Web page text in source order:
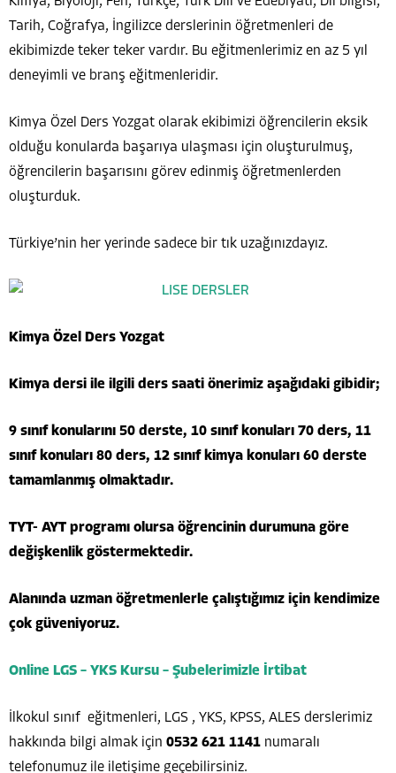
Tarih, Coğrafya, İngilizce derslerinin öğretmenleri de
ekibimizde teker teker vardır. Bu eğitmenlerimiz en az 5 yıl
deneyimli ve branş eğitmenleridir.
Kimya Özel Ders Yozgat olarak ekibimizi öğrencilerin eksik
olduğu konularda başarıya ulaşması için oluşturulmuş,
öğrencilerin başarısını görev edinmiş öğretmenlerden
oluşturduk.
Türkiye’nin her yerinde sadece bir tık uzağınızdayız.
Kimya Özel Ders Yozgat
Kimya dersi ile ilgili ders saati önerimiz aşağıdaki gibidir;
9 sınıf konularını 50 derste, 10 sınıf konuları 70 ders, 11
sınıf konuları 80 ders, 12 sınıf kimya konuları 60 derste
tamamlanmış olmaktadır.
TYT- AYT programı olursa öğrencinin durumuna göre
değişkenlik göstermektedir.
Alanında uzman öğretmenlerle çalıştığımız için kendimize
çok güveniyoruz.
Online LGS – YKS Kursu – Şubelerimizle İrtibat
İlkokul sınıf eğitmenleri, LGS , YKS, KPSS, ALES derslerimiz
hakkında bilgi almak için 0532 621 1141 numaralı
telefonumuz ile iletişime geçebilirsiniz.